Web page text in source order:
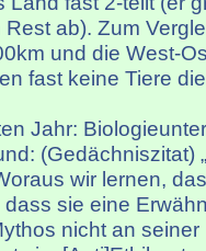
ab). Zum
und die West-
fast keine Tiere
Jahr:
(Gedächniszitat)
wir lernen,
sie eine
nicht an